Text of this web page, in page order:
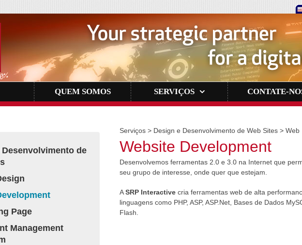
QUEM SOMOS SERVIÇOS CONTATE-
Desenvolvimento de
Page
Management
Serviços >Design e Desenvolvimento de Web Sites > Web
Website Development
Desenvolvemos ferramentas 2.0 e 3.0 na Internet que
seu grupo de interesse, onde quer que estejam.
ASRP Interactivecria ferramentas web de alta
linguagens como PHP, ASP, ASP.Net, Bases de Dados
Flash.